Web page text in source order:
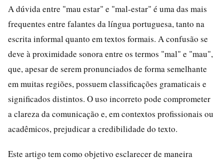
A dúvida entre "mau estar" e "mal-estar" é uma das mais
frequentes entre falantes da língua portuguesa, tanto na
escrita informal quanto em textos formais. A confusão se
deve à proximidade sonora entre os termos "mal" e "mau",
que, apesar de serem pronunciados de forma semelhante
em muitas regiões, possuem classificações gramaticais e
significados distintos. O uso incorreto pode comprometer
a clareza da comunicação e, em contextos profissionais ou
acadêmicos, prejudicar a credibilidade do texto.
Este artigo tem como objetivo esclarecer de maneira